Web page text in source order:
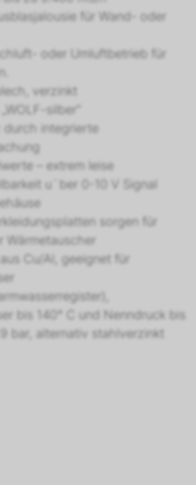
für Wand- oder
oder Umluftbetrieb für
verzinkt
silber“
integrierte
– extrem leise
u¨ber 0-10 V Signal
sorgen für
Wärmetauscher
Cu/Al, geeignet für
bis 140° C und Nenndruck bis
9 bar, alternativ stahlverzinkt